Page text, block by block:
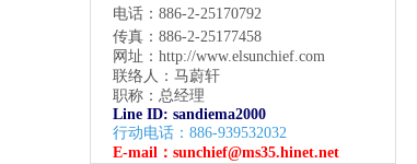
电话：886-2-25170792
传真：886-2-25177458
网址： http://www.elsunchief.com
联络人：马蔚轩
职称：总经理
Line ID: sandiema2000
行动电话：886-939532032
E-mail： sunchief@ms35.hinet.net